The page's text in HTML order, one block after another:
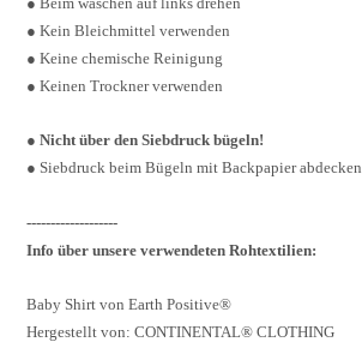
● Kein Bleichmittel verwenden
● Keine chemische Reinigung
● Keinen Trockner verwenden
●Nicht über den Siebdruck bügeln!
● Siebdruck beim Bügeln mit Backpapier abdecken
-------------------
Info über unsere verwendeten Rohtextilien:
Baby Shirt von Earth Positive®
Hergestellt von: CONTINENTAL® CLOTHING